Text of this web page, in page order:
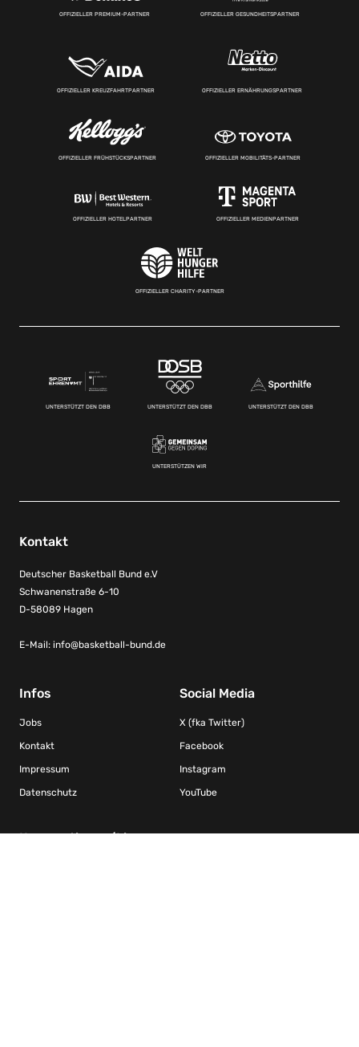
OFFIZIELLER PREMIUM-PARTNER OFFIZIELLER GESUNDHEITSPARTNER
OFFIZIELLER KREUZFAHRTPARTNER OFFIZIELLER ERNÄHRUNGSPARTNER
OFFIZIELLER FRÜHSTÜCKSPARTNER OFFIZIELLER MOBILITÄTS-PARTNER
OFFIZIELLER HOTELPARTNER OFFIZIELLER MEDIENPARTNER
OFFIZIELLER CHARITY-PARTNER
UNTERSTÜTZT DEN DBB UNTERSTÜTZT DEN DBB UNTERSTÜTZT DEN DBB
UNTERSTÜTZEN WIR
Kontakt
Deutscher Basketball Bund e.V
Schwanenstraße 6-10
D-58089 Hagen
E-Mail: info@basketball-bund.de
Infos
Jobs
Kontakt
Impressum
Datenschutz
Social Media
X (fka Twitter)
Facebook
Instagram
YouTube
Kooperationen/Ligen